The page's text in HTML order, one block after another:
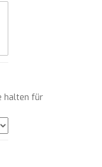
halten für